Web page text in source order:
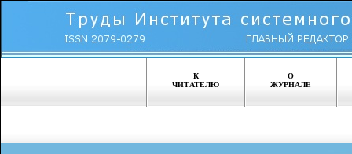
К
ЧИТАТЕЛЮ
О
ЖУРНАЛЕ